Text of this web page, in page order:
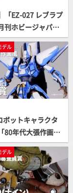
「EZ-027 レブラプ
刊ホビージャパン
】
デル
ボットキャラクタ
80年代大張作画風
」【月刊ホビージ
号】
デル